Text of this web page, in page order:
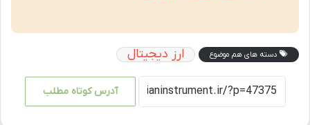
دسته های هم موضوع ارز دیجیتال
آدرس کوتاه مطلب